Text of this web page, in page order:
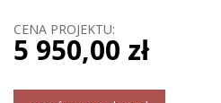
CENA PROJEKTU:
5 950,00 zł